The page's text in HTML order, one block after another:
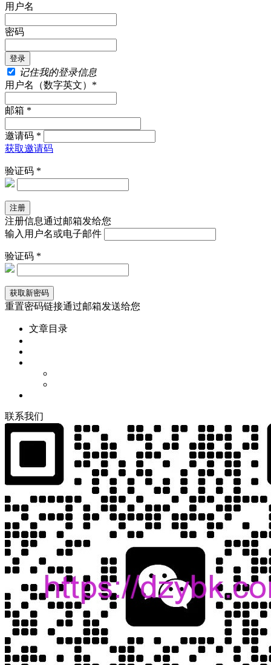
用户名
密码
记住我的登录信息
用户名（数字英文）*
邮箱 *
邀请码 *
获取邀请码
验证码 *
注册信息通过邮箱发给您
输入用户名或电子邮件
验证码 *
重置密码链接通过邮箱发送给您
文章目录
联系我们